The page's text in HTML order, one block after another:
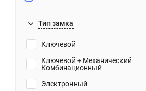
Тип замка
Ключевой
Ключевой + Механический
Комбинационный
Электронный